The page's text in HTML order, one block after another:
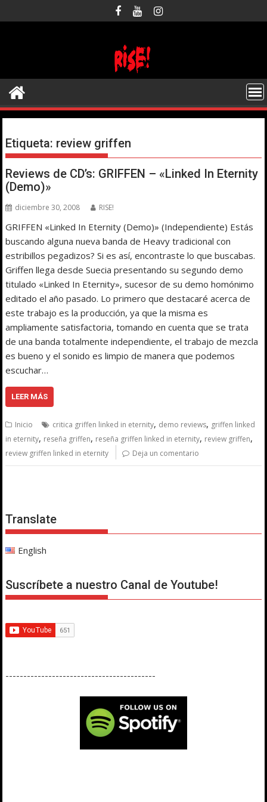
al
Etiqueta: review griffen
Reviews de CD’s: GRIFFEN – «Linked In Eternity
(Demo)»
diciembre 30, 2008 RISE!
GRIFFEN «Linked In Eternity (Demo)» (Independiente) Estás
buscando alguna nueva banda de Heavy tradicional con
estribillos pegadizos? Si es así, encontraste lo que buscabas.
Griffen llega desde Suecia presentando su segundo demo
titulado «Linked In Eternity», sucesor de su demo homónimo
editado el año pasado. Lo primero que destacaré acerca de
este trabajo es la producción, ya que la misma es
ampliamente satisfactoria, tomando en cuenta que se trata
de una banda totalmente independiente, el trabajo de mezcla
es bueno y el sonido es limpio de manera que podemos
escuchar…
LEER MÁS
Inicio critica griffen linked in eternity, demo reviews, griffen linked
in eternity, reseña griffen, reseña griffen linked in eternity, review griffen,
review griffen linked in eternity Deja un comentario
Translate
English
Suscríbete a nuestro Canal de Youtube!
------------------------------------------